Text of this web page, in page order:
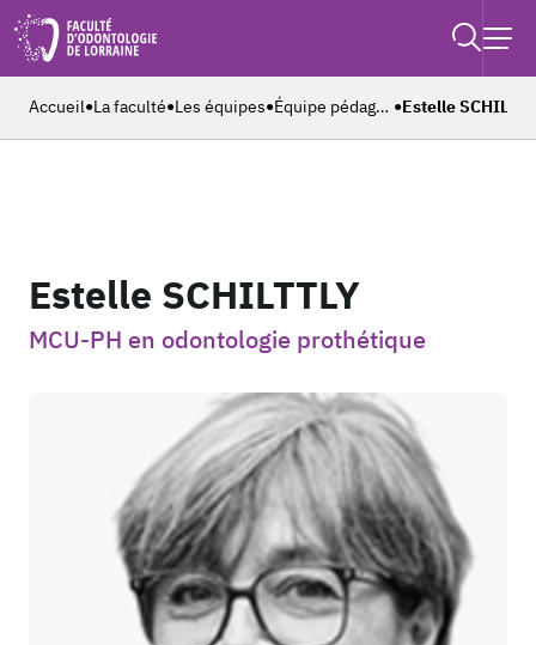
Accueil●La faculté●Les équipes● Équipe pédagogique ●Estelle
Estelle SCHILTTLY
MCU-PH en odontologie prothétique